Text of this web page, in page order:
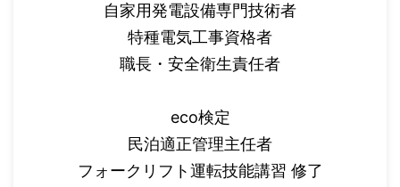
自家用発電設備専門技術者
特種電気工事資格者
職長・安全衛生責任者
eco検定
民泊適正管理主任者
フォークリフト運転技能講習 修了